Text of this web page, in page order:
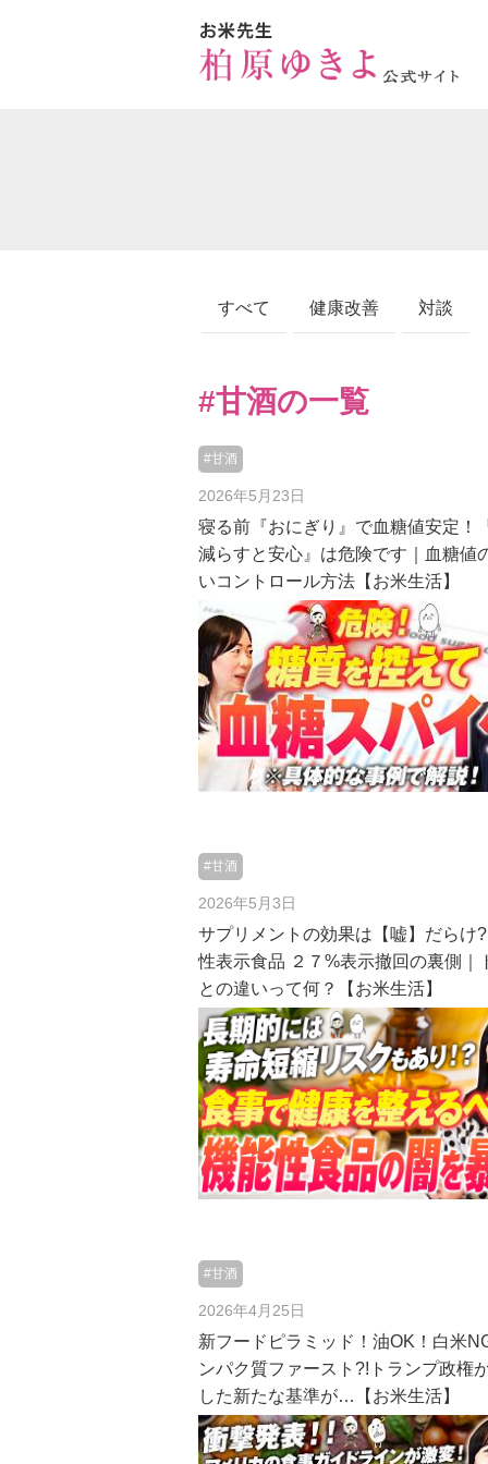
すべて 健康改善 対談
#甘酒の一覧
#甘酒
2026年5月23日
寝る前『おにぎり』で血糖値安定！
減らすと安心』は危険です｜血糖値
いコントロール方法【お米生活】
#甘酒
2026年5月3日
サプリメントの効果は【嘘】だらけ
性表示食品 ２７%表示撤回の裏側｜
との違いって何？【お米生活】
#甘酒
2026年4月25日
新フードピラミッド！油OK！白米
ンパク質ファースト?!トランプ政権
した新たな基準が…【お米生活】